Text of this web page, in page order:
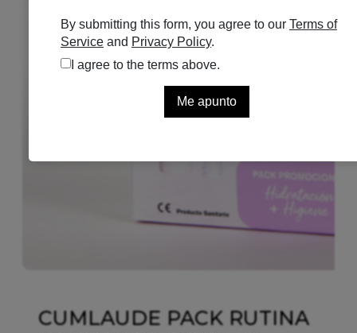
CUMLAUDE PACK RUTINA